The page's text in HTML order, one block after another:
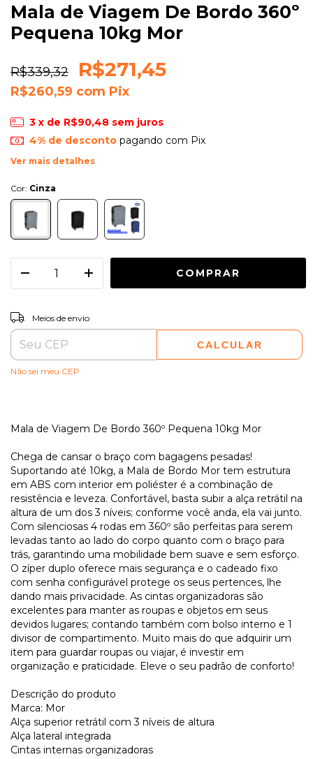
Mala de Viagem De Bordo 360º
Pequena 10kg Mor
R$339,32 R$271,45
R$260,59 com Pix
3 x de R$90,48 sem juros
4% de descontopagando com Pix
Ver mais detalhes
Cor: Cinza
Entregas para o CEP:
Meios de envio
CALCULAR
Não sei meu CEP
Mala de Viagem De Bordo 360º Pequena 10kg Mor
Chega de cansar o braço com bagagens pesadas!
Suportando até 10kg, a Mala de Bordo Mor tem estrutura
em ABS com interior em poliéster é a combinação de
resistência e leveza. Confortável, basta subir a alça retrátil na
altura de um dos 3 níveis; conforme você anda, ela vai junto.
Com silenciosas 4 rodas em 360º são perfeitas para serem
levadas tanto ao lado do corpo quanto com o braço para
trás, garantindo uma mobilidade bem suave e sem esforço.
O zíper duplo oferece mais segurança e o cadeado fixo
com senha configurável protege os seus pertences, lhe
dando mais privacidade. As cintas organizadoras são
excelentes para manter as roupas e objetos em seus
devidos lugares; contando também com bolso interno e 1
divisor de compartimento. Muito mais do que adquirir um
item para guardar roupas ou viajar, é investir em
organização e praticidade. Eleve o seu padrão de conforto!
Descrição do produto
Marca: Mor
Alça superior retrátil com 3 níveis de altura
Alça lateral integrada
Cintas internas organizadoras